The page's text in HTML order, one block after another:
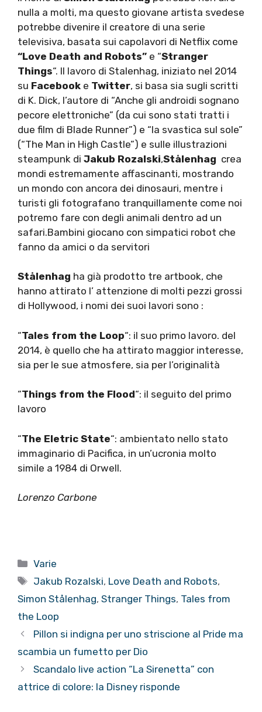
nulla a molti, ma questo giovane artista svedese
potrebbe divenire il creatore di una serie
televisiva, basata sui capolavori di Netflix come
“Love Death and Robots” e “Stranger
Things“. Il lavoro di Stalenhag, iniziato nel 2014
su Facebook e Twitter, si basa sia sugli scritti
di K. Dick, l’autore di “Anche gli androidi sognano
pecore elettroniche” (da cui sono stati tratti i
due film di Blade Runner”) e “la svastica sul sole”
(“The Man in High Castle”) e sulle illustrazioni
steampunk di Jakub Rozalski,Stålenhag crea
mondi estremamente affascinanti, mostrando
un mondo con ancora dei dinosauri, mentre i
turisti gli fotografano tranquillamente come noi
potremo fare con degli animali dentro ad un
safari.Bambini giocano con simpatici robot che
fanno da amici o da servitori
Stålenhag ha già prodotto tre artbook, che
hanno attirato l’ attenzione di molti pezzi grossi
di Hollywood, i nomi dei suoi lavori sono :
“Tales from the Loop“: il suo primo lavoro. del
2014, è quello che ha attirato maggior interesse,
sia per le sue atmosfere, sia per l’originalità
“Things from the Flood“: il seguito del primo
lavoro
“The Eletric State“: ambientato nello stato
immaginario di Pacifica, in un’ucronia molto
simile a 1984 di Orwell.
Lorenzo Carbone
Categorie
Varie
Tag
Jakub Rozalski, Love Death and Robots,
Simon Stålenhag, Stranger Things, Tales from
the Loop
Pillon si indigna per uno striscione al Pride ma
scambia un fumetto per Dio
Scandalo live action “La Sirenetta” con
attrice di colore: la Disney risponde